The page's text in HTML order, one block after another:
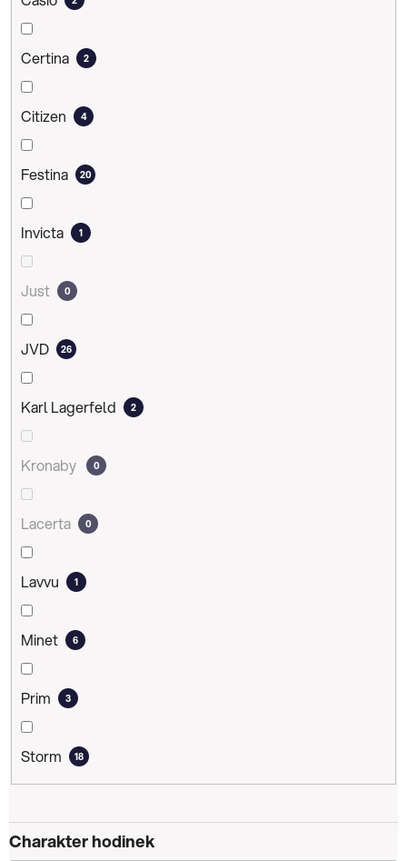
Certina 2
Citizen 4
Festina 20
Invicta 1
Just 0
JVD 26
Karl Lagerfeld 2
Kronaby 0
Lacerta 0
Lavvu 1
Minet 6
Prim 3
Storm 18
Charakter hodinek